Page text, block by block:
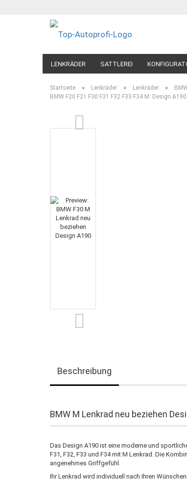
LENKRÄDER SATTLEREI
Startseite » Lenkräder » Lenkräder »
BMW F20 F21 F30 F31 F32 F33 F34 M: Design A190
Beschreibung
BMW M Lenkrad neu beziehen
Das Design A190 ist eine moderne und
F31, F32, F33 und F34 mit M Lenkrad. Die
angenehmes Griffgefühl.
Ihr Lenkrad wird individuell nach Ihren